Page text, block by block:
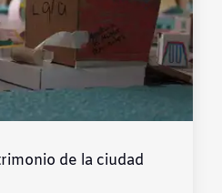
de la ciudad